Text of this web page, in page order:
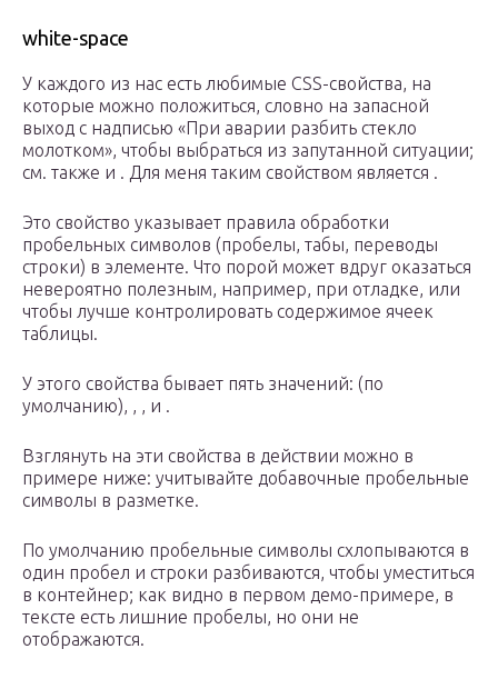
white-space
У каждого из нас есть любимые CSS-свойства, на
которые можно положиться, словно на запасной
выход с надписью «При аварии разбить стекло
молотком», чтобы выбраться из запутанной ситуации;
см. также и . Для меня таким свойством является .
Это свойство указывает правила обработки
пробельных символов (пробелы, табы, переводы
строки) в элементе. Что порой может вдруг оказаться
невероятно полезным, например, при отладке, или
чтобы лучше контролировать содержимое ячеек
таблицы.
У этого свойства бывает пять значений: (по
умолчанию), , , и .
Взглянуть на эти свойства в действии можно в
примере ниже: учитывайте добавочные пробельные
символы в разметке.
По умолчанию пробельные символы схлопываются в
один пробел и строки разбиваются, чтобы уместиться
в контейнер; как видно в первом демо-примере, в
тексте есть лишние пробелы, но они не
отображаются.